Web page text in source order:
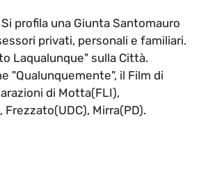
Si profila una Giunta Santomauro
privati, personali e familiari.
Laqualunque" sulla Città.
"Qualunquemente", il Film di
di Motta(FLI),
Frezzato(UDC), Mirra(PD).